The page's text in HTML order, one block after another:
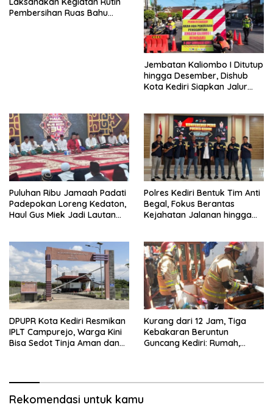
Pembersihan Ruas Bahu
Jembatan Kaliombo I Ditutup
hingga Desember, Dishub
Kota Kediri Siapkan Jalur
Puluhan Ribu Jamaah Padati
Padepokan Loreng Kedaton,
Haul Gus Miek Jadi Lautan
Polres Kediri Bentuk Tim Anti
Begal, Fokus Berantas
Kejahatan Jalanan hingga
DPUPR Kota Kediri Resmikan
IPLT Campurejo, Warga Kini
Bisa Sedot Tinja Aman dan
Kurang dari 12 Jam, Tiga
Kebakaran Beruntun
Guncang Kediri: Rumah,
Rekomendasi untuk kamu